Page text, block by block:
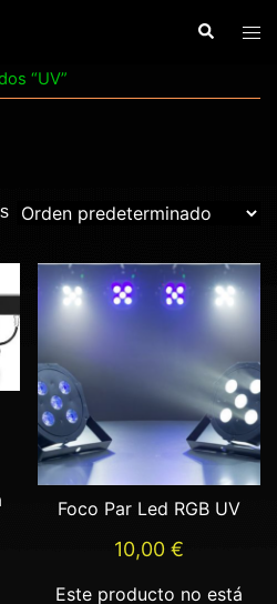
Buscar
“UV”
Foco Par Led RGB UV
10,00€
Este producto no está